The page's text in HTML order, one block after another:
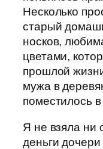
Несколько
старый
носков,
цветами,
прошлой
мужа в
поместилось
Я не взяла ни
деньги